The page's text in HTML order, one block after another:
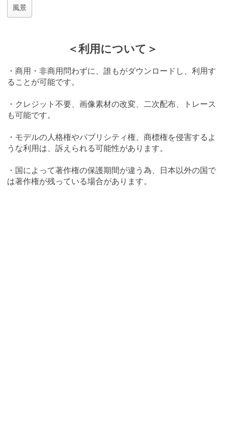
風景
＜利用について＞
・商用・非商用問わずに、誰もがダウンロードし、利用す
ることが可能です。
・クレジット不要、画像素材の改変、二次配布、トレース
も可能です。
・モデルの人格権やパブリシティ権、商標権を侵害するよ
うな利用は、訴えられる可能性があります。
・国によって著作権の保護期間が違う為、日本以外の国で
は著作権が残っている場合があります。